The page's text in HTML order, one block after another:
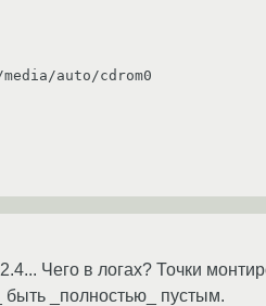
auto/cdrom0
Чего в логах? Точки
быть _полностью_ пустым.